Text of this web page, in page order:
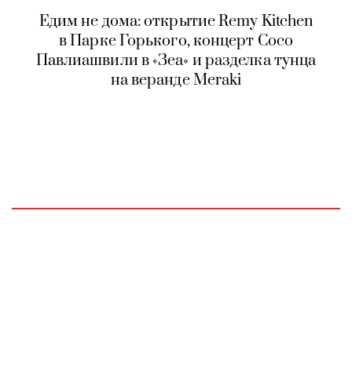
Едим не дома: открытие Remy Kitchen
в Парке Горького, концерт Сосо
Павлиашвили в «Зеа» и разделка тунца
на веранде Meraki